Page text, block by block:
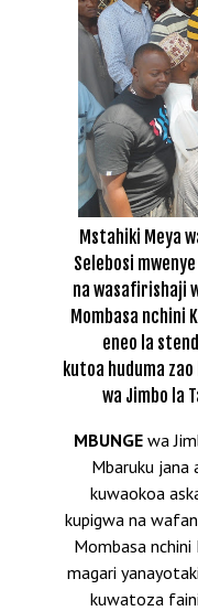
Mstahiki Meya
Selebosi
na wasafirishaji
Mombasa nchini
eneo la
kutoa huduma
wa Jimbo la
MBUNGE wa
Mbaruku jana
kuwaokoa
kupigwa na
Mombasa
magari
kuwatoza